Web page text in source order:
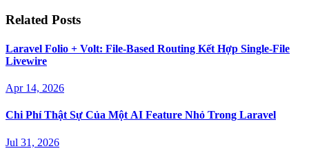
Related Posts
Laravel Folio + Volt: File-Based Routing Kết Hợp Single-File
Livewire
Apr 14, 2026
Chi Phí Thật Sự Của Một AI Feature Nhỏ Trong Laravel
Jul 31, 2026